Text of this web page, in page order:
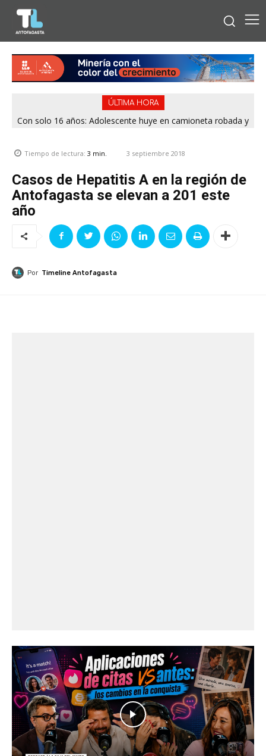
ÚLTIMA HORA
Con solo 16 años: Adolescente huye en camioneta robada y
Tiempo de lectura: 3 min. 3 septiembre 2018
Casos de Hepatitis A en la región de
Antofagasta se elevan a 201 este
año
Por Timeline Antofagasta